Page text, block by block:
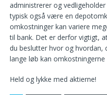
administrerer og
typisk også være en
omkostninger kan variere
til bank. Det er derfor vigtigt,
du beslutter hvor og hvordan,
lange løb kan
Held og lykke med aktierne!